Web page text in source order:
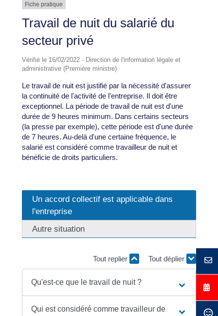
Fiche pratique
Travail de nuit du salarié du
secteur privé
Vérifié le 16/02/2022 - Direction de l'information légale et
administrative (Première ministre)
Le travail de nuit est justifié par la nécessité d'assurer
la continuité de l'activité de l'entreprise. Il doit être
exceptionnel. La période de travail de nuit est d'une
durée de 9 heures minimum. Dans certains secteurs
(la presse par exemple), cette période est d'une durée
de 7 heures. Au-delà d'une certaine fréquence, le
salarié est considéré comme travailleur de nuit et
bénéficie de droits particuliers.
Un accord collectif est applicable dans
l'entreprise
Autre situation
Tout replier Tout déplier
Qu'est-ce que le travail de nuit ?
Qui est considéré comme travailleur de